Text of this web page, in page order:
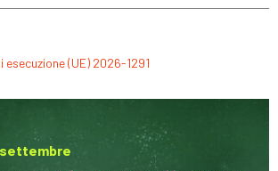
esecuzione (UE) 2026-1291
settembre